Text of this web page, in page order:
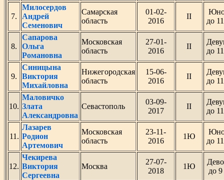
7.
Милосердов
Андрей
Семенович
Самарская
область
01-02-
2016
II
до
8.
Сапарова
Ольга
Романовна
Московская
область
27-01-
2016
II
до
9.
Синицына
Виктория
Михайловна
Нижегородская
область
15-06-
2016
II
до
10.
Маловичко
Злата
Александровна
Севастополь
03-09-
2017
II
до
11.
Лазарев
Родион
Артемович
Московская
область
23-11-
2016
1Ю
до
12.
Чекирева
Виктория
Сергеевна
Москва
27-07-
2018
1Ю
до 9